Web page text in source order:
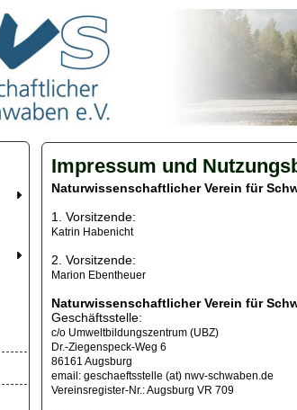
Impressum und
Naturwissenschaftlicher Verein für
1. Vorsitzende:
Katrin Habenicht
2. Vorsitzende:
Marion Ebentheuer
Naturwissenschaftlicher Verein für
Geschäftsstelle:
c/o Umweltbildungszentrum (UBZ)
Dr.-Ziegenspeck-Weg 6
86161 Augsburg
email: geschaeftsstelle (at) nwv-schwaben.de
Vereinsregister-Nr.: Augsburg VR 709